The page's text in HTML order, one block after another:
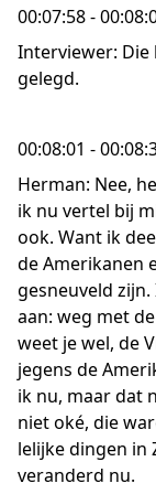
00:07:58 -
Interviewer:
gelegd.
00:08:01 -
Herman: Nee,
ik nu vertel bij
ook. Want ik
de Amerikanen
gesneuveld
aan: weg met
weet je wel, de
jegens de
ik nu, maar dat
niet oké, die
lelijke dingen in
veranderd nu.